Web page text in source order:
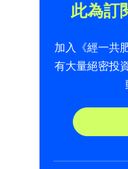
此為訂
加入《經一共
有大量絕密投